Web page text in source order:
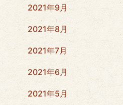
2021年9月
2021年8月
2021年7月
2021年6月
2021年5月